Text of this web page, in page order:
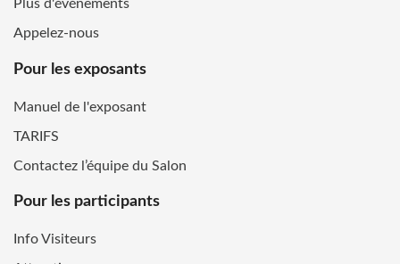
Plus d'événements
Appelez-nous
Pour les exposants
Manuel de l'exposant
TARIFS
Contactez l’équipe du Salon
Pour les participants
Info Visiteurs